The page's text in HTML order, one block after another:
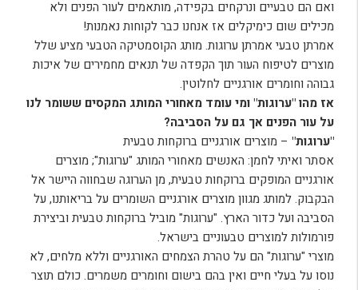
ואם הם טבעיים ונרקחים בקפידה, מותאמים לעור הפנים ולא
מכילים שום כימיקלים אז אנחנו כבר לקוחות נאמנות!
אמרתן טבעי אמרתן ערוגות. מותג הקוסמטיקה הטבעי מציע שלל
מוצרים לטיפוח העור תוך הקפדה של תנאים מחמירים של איכות
גבוהה וחומרים אורגניים לחלוטין.
אז מהו "ערוגות" ומי עומד מאחורי המותג המקסים ששומר לנו
על עור הפנים אך גם על הסביבה?
"ערוגות" – מוצרים אורגניים ברוקחות טבעית
אסתר ואיתי לחמן: האנשים מאחורי המותג "ערוגות"; מוצרים
אורגניים המופקים ברוקחות טבעית, מן הערוגה שבחווה היישר אל
הבקבוק. למותג מגוון מוצרים אורגניים השומרים על בריאותנו, על
הסביבה ועל כדור הארץ. "ערוגות" מוביל ברוקחות טבעית וביצירת
פורמולות למוצרים טבעוניים בישראל.
מוצרי "ערוגות" הם על טהרת הצמחים האורגניים וללא מלחים, לא
נוסו על בעלי חיים ואין בהם בישום וחומרים משמרים. כולם תוצר